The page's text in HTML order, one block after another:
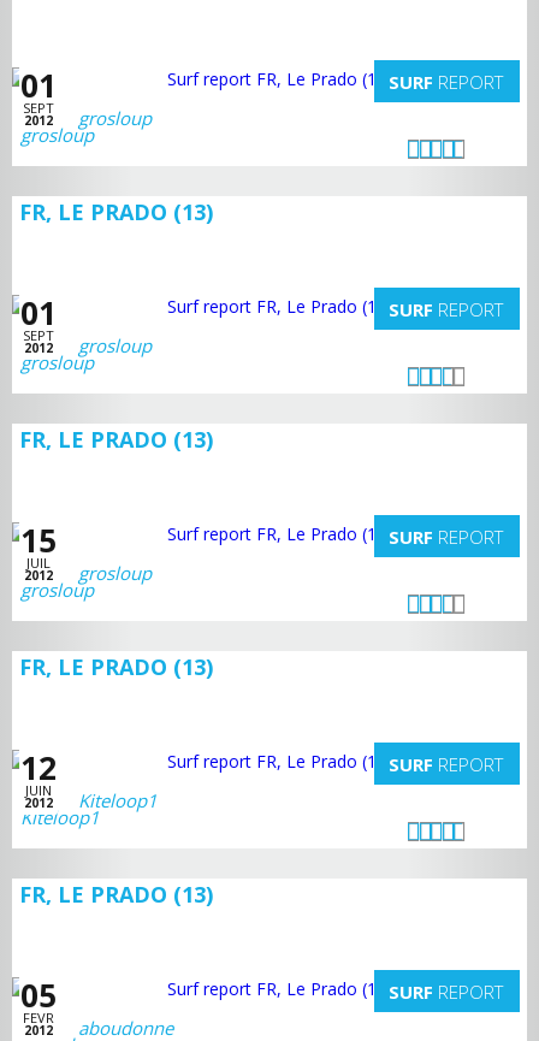
01
SEPT
2012
SURF REPORT
grosloup
FR, LE PRADO (13)
01
SEPT
2012
SURF REPORT
grosloup
FR, LE PRADO (13)
15
JUIL
2012
SURF REPORT
grosloup
FR, LE PRADO (13)
12
JUIN
2012
SURF REPORT
Kiteloop1
FR, LE PRADO (13)
05
FEVR
2012
SURF REPORT
aboudonne